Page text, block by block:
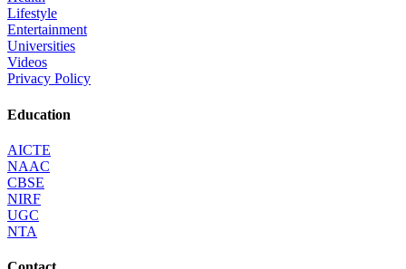
Lifestyle
Entertainment
Universities
Videos
Privacy Policy
Education
AICTE
NAAC
CBSE
NIRF
UGC
NTA